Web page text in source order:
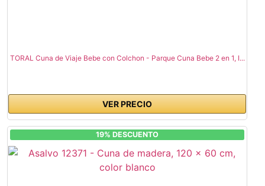
TORAL Cuna de Viaje Bebe con Colchon - Parque Cuna Bebe 2 en 1, I...
VER PRECIO
19% DESCUENTO